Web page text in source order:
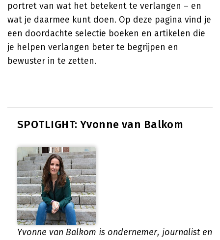
portret van wat het betekent te verlangen – en
wat je daarmee kunt doen. Op deze pagina vind je
een doordachte selectie boeken en artikelen die
je helpen verlangen beter te begrijpen en
bewuster in te zetten.
SPOTLIGHT: Yvonne van Balkom
Yvonne van Balkom is ondernemer, journalist en